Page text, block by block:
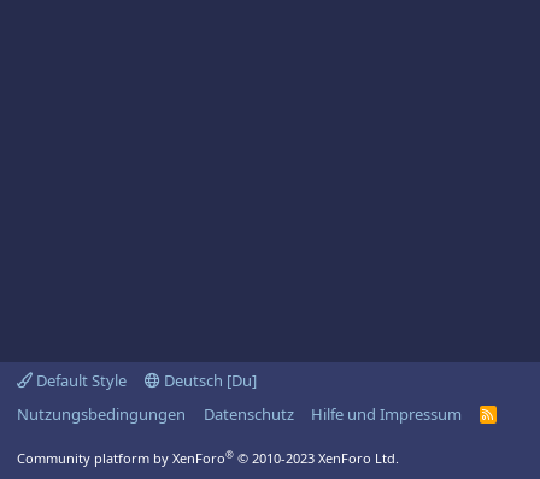
Default Style
Deutsch [Du]
Nutzungsbedingungen
Datenschutz Hilfe und Impressum
R
Community platform by XenForo® © 2010-2023 XenForo Ltd.